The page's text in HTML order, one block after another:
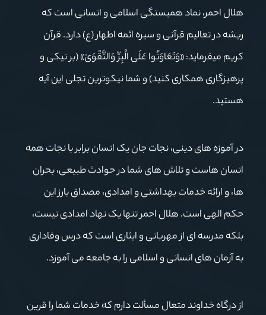
هلال احمر، نماد همبستگی اسلامی و انسانی است که
ریشه در تعالیم قرآنی و سیره ائمه اطهار (ع) دارد. قرآن
کریم میفرماید: «وَتَعَاوَنُوا عَلَى الْبِرِّ وَالتَّقْوَىٰ» (بر نیکی و
پرهیزگاری همکاری کنید) و شما نیکوترین تجلی این آیه
هستید.
در آموزه های دینی، نجات جان یک انسان برابر با نجات همه
انسان هاست و تلاش های شما در حوادث طبیعی، بحران
ها، و ارائه خدمات بهداشتی و امدادی، مصداق بارز این
حکم الهی است. هلال احمر تنها یک نهاد امدادی نیست،
بلکه مدرسه ای از مهربانی و ایثاری است که درس وفاداری
به آرمان های انسانی و اسلامی را به جامعه می آموزد.
از درگاه خداوند متعال مسألت دارم که خدمات شما را قرین